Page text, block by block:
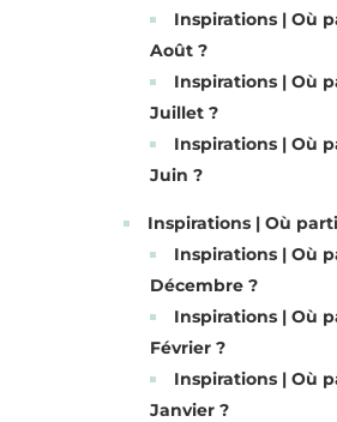
Inspirations | Où
Août ?
Inspirations | Où
Juillet ?
Inspirations | Où
Juin ?
Inspirations | Où
Inspirations | Où
Décembre ?
Inspirations | Où
Février ?
Inspirations | Où
Janvier ?